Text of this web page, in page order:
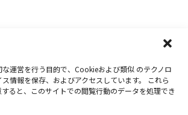
運営を行う目的で、Cookieおよび類似 のテクノロ
情報を保存、およびアクセスしています。 これら
ると、このサイトでの閲覧行動のデータを処理でき
Nextorage
ウェブサイト利用条件